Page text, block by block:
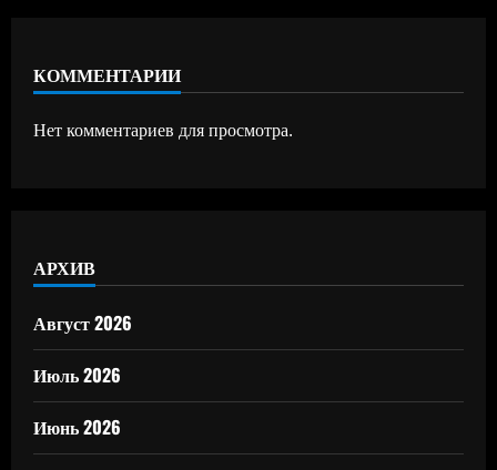
КОММЕНТАРИИ
Нет комментариев для просмотра.
АРХИВ
Август 2026
Июль 2026
Июнь 2026